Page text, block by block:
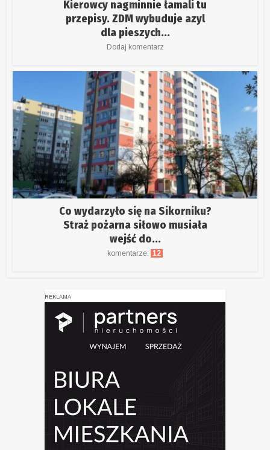
Kierowcy nagminnie łamali tu
przepisy. ZDM wybuduje azyl
dla pieszych...
Dodaj komentarz
Co wydarzyło się na Sikorniku?
Straż pożarna siłowo musiała
wejść do...
komentarze: 12
REKLAMA